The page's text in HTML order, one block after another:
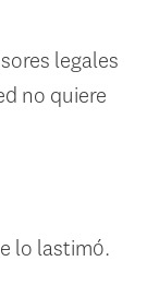
legales
no quiere
lo lastimó.